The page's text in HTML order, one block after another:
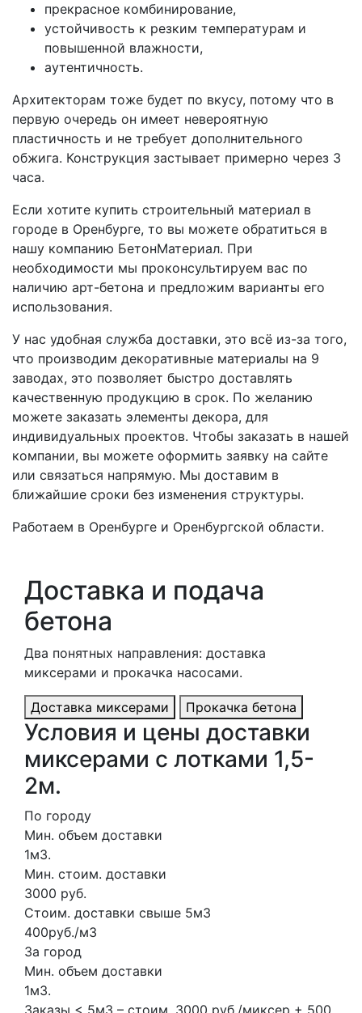
прекрасное комбинирование,
устойчивость к резким температурам и
повышенной влажности,
аутентичность.
Архитекторам тоже будет по вкусу, потому что в
первую очередь он имеет невероятную
пластичность и не требует дополнительного
обжига. Конструкция застывает примерно через 3
часа.
Если хотите купить строительный материал в
городе в Оренбурге, то вы можете обратиться в
нашу компанию БетонМатериал. При
необходимости мы проконсультируем вас по
наличию арт-бетона и предложим варианты его
использования.
У нас удобная служба доставки, это всё из-за того,
что производим декоративные материалы на 9
заводах, это позволяет быстро доставлять
качественную продукцию в срок. По желанию
можете заказать элементы декора, для
индивидуальных проектов. Чтобы заказать в нашей
компании, вы можете оформить заявку на сайте
или связаться напрямую. Мы доставим в
ближайшие сроки без изменения структуры.
Работаем в Оренбурге и Оренбургской области.
Доставка и подача
бетона
Два понятных направления: доставка
миксерами и прокачка насосами.
Доставка миксерами Прокачка бетона
Условия и цены доставки
миксерами с лотками 1,5-
2м.
По городу
Мин. объем доставки
1м3.
Мин. стоим. доставки
3000 руб.
Стоим. доставки свыше 5м3
400руб./м3
За город
Мин. объем доставки
1м3.
Заказы < 5м3 – стоим. 3000 руб./миксер + 500